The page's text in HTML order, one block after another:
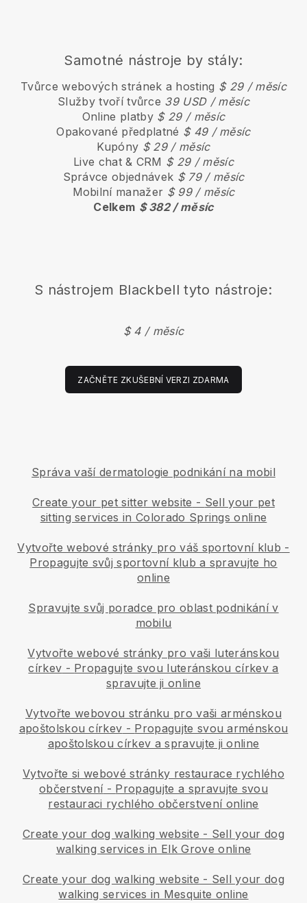
Samotné nástroje by stály:
Tvůrce webových stránek a hosting $ 29 / měsíc
Služby tvoří tvůrce 39 USD / měsíc
Online platby $ 29 / měsíc
Opakované předplatné $ 49 / měsíc
Kupóny $ 29 / měsíc
Live chat & CRM $ 29 / měsíc
Správce objednávek $ 79 / měsíc
Mobilní manažer $ 99 / měsíc
Celkem $ 382 / měsíc
S nástrojem Blackbell tyto nástroje:
$ 4 / měsíc
ZAČNĚTE ZKUŠEBNÍ VERZI ZDARMA
Správa vaší dermatologie podnikání na mobil
Create your pet sitter website - Sell your pet
sitting services in Colorado Springs online
Vytvořte webové stránky pro váš sportovní klub -
Propagujte svůj sportovní klub a spravujte ho
online
Spravujte svůj poradce pro oblast podnikání v
mobilu
Vytvořte webové stránky pro vaši luteránskou
církev - Propagujte svou luteránskou církev a
spravujte ji online
Vytvořte webovou stránku pro vaši arménskou
apoštolskou církev - Propagujte svou arménskou
apoštolskou církev a spravujte ji online
Vytvořte si webové stránky restaurace rychlého
občerstvení- Propagujte a spravujte svou
restauraci rychlého občerstvení online
Create your dog walking website - Sell your dog
walking services in Elk Grove online
Create your dog walking website - Sell your dog
walking services in Mesquite online